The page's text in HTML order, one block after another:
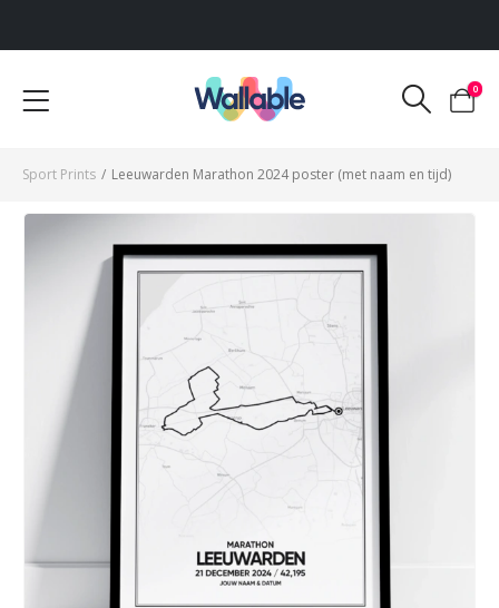
Voor 12:00 uur besteld, dezelfde werkdag verzonden
0
Sport Prints / Leeuwarden Marathon 2024 poster (met naam en tijd)